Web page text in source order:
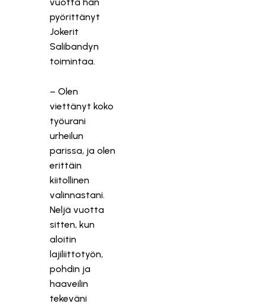
pyörittänyt
Jokerit
Salibandyn
toimintaa.
– Olen
viettänyt koko
työurani
urheilun
parissa, ja olen
erittäin
kiitollinen
valinnastani.
Neljä vuotta
sitten, kun
aloitin
lajiliittotyön,
pohdin ja
haaveilin
tekeväni